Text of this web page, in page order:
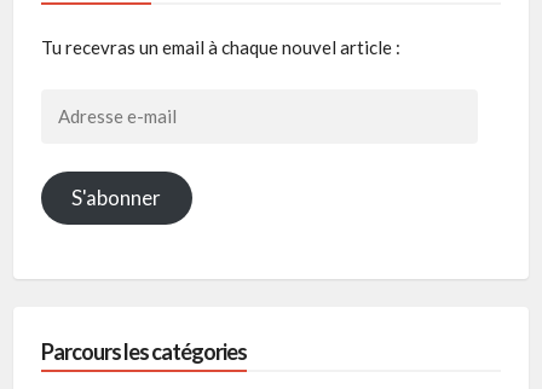
Tu recevras un email à chaque nouvel article :
S'abonner
Parcours les catégories